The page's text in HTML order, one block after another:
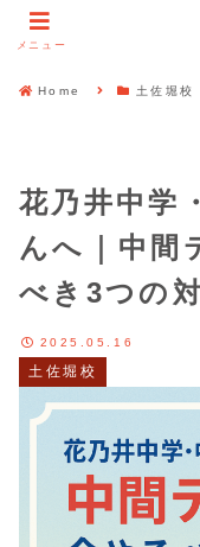
Home 土佐堀校
花乃井中学
んへ｜中間
べき3つの
土佐堀校
2025.05.16
メニュー